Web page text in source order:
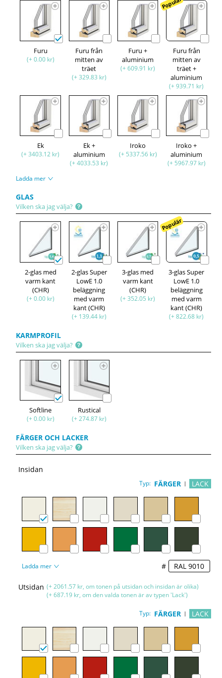
Furu
(+ 0.00 kr)
Furu från
mitten av
träet
(+ 329.83 kr)
Furu +
aluminium
(+ 609.91 kr)
Furu från
mitten av
träet +
aluminium
(+ 939.71 kr)
Ek
(+ 3403.12 kr)
Ek +
aluminium
(+ 4033.53 kr)
Iroko
(+ 5337.56 kr)
Iroko +
aluminium
(+ 5967.97 kr)
Ladda mer
GLAS
Vilken ska jag välja?
2-glas med
varm kant
(CHR)
(+ 0.00 kr)
2-glas Super
LowE 1.0
beläggning
med varm
kant (CHR)
(+ 139.44 kr)
3-glas med
varm kant
(CHR)
(+ 352.05 kr)
Populär
3-glas Super
LowE 1.0
beläggning
med varm
kant (CHR)
(+ 822.68 kr)
KARMPROFIL
Vilken ska jag välja?
Softline
(+ 0.00 kr)
Rustical
(+ 274.87 kr)
FÄRGER OCH LACKER
Vilken ska jag välja?
Insidan
Typ: FÄRGER LACK
Ladda mer #
Utsidan (+ 2061.57 kr, om tonen på utsidan och insidan är olika)
(+ 687.19 kr, om den valda tonen är av typen 'Lack')
Typ: FÄRGER LACK